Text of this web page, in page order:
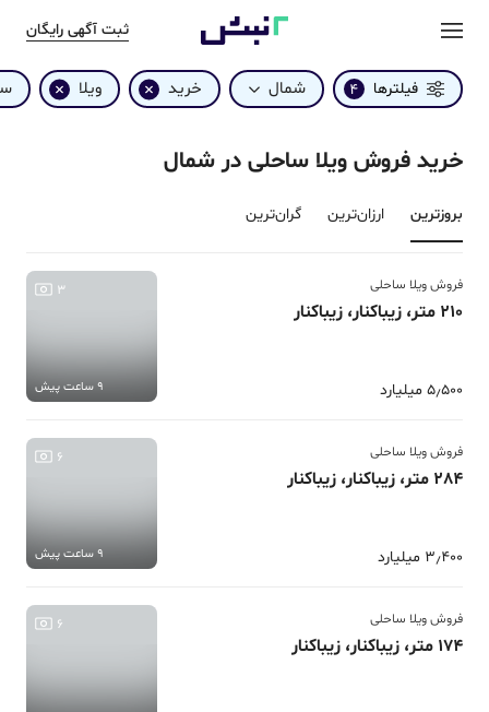
ثبت آگهی رایگان
فیلترها 4 شمال خرید ویلا
خرید فروش ویلا ساحلی در شمال
بروزترین‌ ارزان‌ترین گران‌ترین
فروش ویلا ساحلی
210 متر، زیباکنار، زیباکنار
5٫500 میلیارد
3
9 ساعت پیش
فروش ویلا ساحلی
284 متر، زیباکنار، زیباکنار
3٫400 میلیارد
6
9 ساعت پیش
فروش ویلا ساحلی
174 متر، زیباکنار، زیباکنار
6